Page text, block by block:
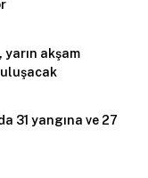
yarın akşam
31 yangına ve 27